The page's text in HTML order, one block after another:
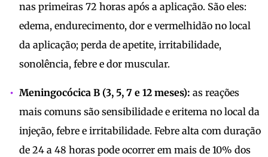
nas primeiras 72 horas após a aplicação. São eles:
edema, endurecimento, dor e vermelhidão no local
da aplicação; perda de apetite, irritabilidade,
sonolência, febre e dor muscular.
Meningocócica B (3, 5, 7 e 12 meses): as reações
mais comuns são sensibilidade e eritema no local da
injeção, febre e irritabilidade. Febre alta com duração
de 24 a 48 horas pode ocorrer em mais de 10% dos